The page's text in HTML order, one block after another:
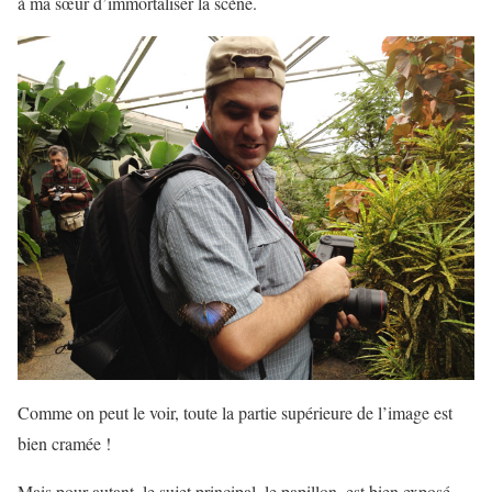
Comme on peut le voir, toute la partie supérieure de l’image est
bien cramée !